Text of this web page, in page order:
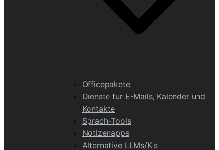
Officepakete
Dienste für E-Mails, Kalender und
Kontakte
Sprach-Tools
Notizenapps
Alternative LLMs/KIs